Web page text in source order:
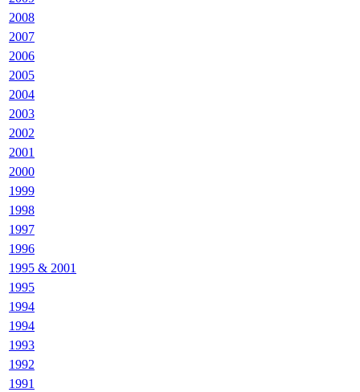
2008
2007
2006
2005
2004
2003
2002
2001
2000
1999
1998
1997
1996
1995 & 2001
1995
1994
1994
1993
1992
1991